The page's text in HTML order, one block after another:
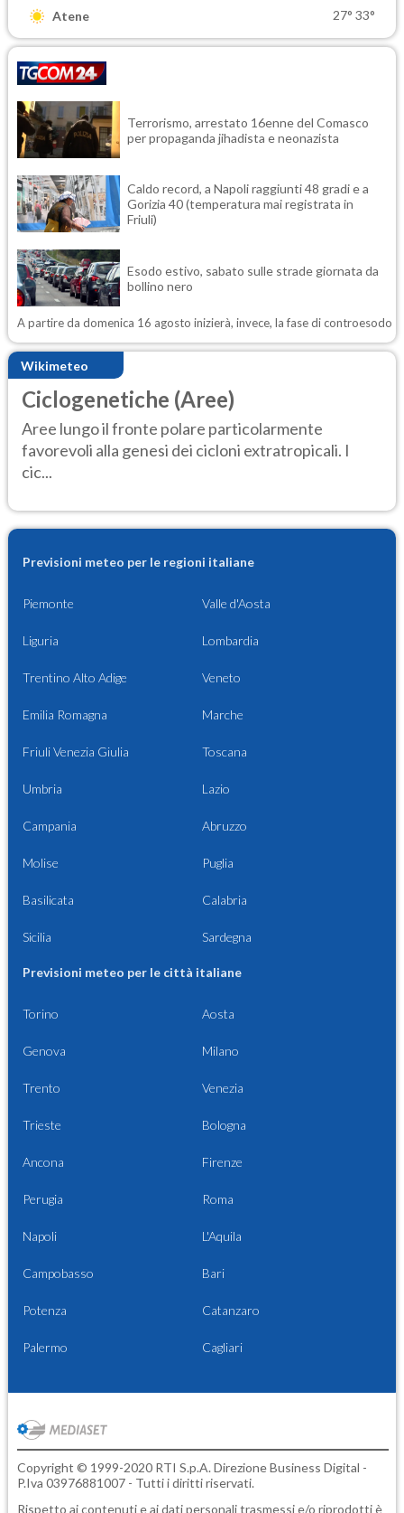
Atene 27° 33°
Terrorismo, arrestato 16enne del Comasco
per propaganda jihadista e neonazista
Caldo record, a Napoli raggiunti 48 gradi e a
Gorizia 40 (temperatura mai registrata in
Friuli)
Esodo estivo, sabato sulle strade giornata da
bollino nero
A partire da domenica 16 agosto inizierà, invece, la fase di controesodo
Wikimeteo
Ciclogenetiche (Aree)
Aree lungo il fronte polare particolarmente
favorevoli alla genesi dei cicloni extratropicali. I
cic...
Previsioni meteo per le regioni italiane
Piemonte Valle d'Aosta
Liguria Lombardia
Trentino Alto Adige Veneto
Emilia Romagna Marche
Friuli Venezia Giulia Toscana
Umbria Lazio
Campania Abruzzo
Molise Puglia
Basilicata Calabria
Sicilia Sardegna
Previsioni meteo per le città italiane
Torino Aosta
Genova Milano
Trento Venezia
Trieste Bologna
Ancona Firenze
Perugia Roma
Napoli L'Aquila
Campobasso Bari
Potenza Catanzaro
Palermo Cagliari
Copyright © 1999-2020 RTI S.p.A. Direzione Business Digital -
P.Iva 03976881007 - Tutti i diritti riservati.
Rispetto ai contenuti e ai dati personali trasmessi e/o riprodotti è